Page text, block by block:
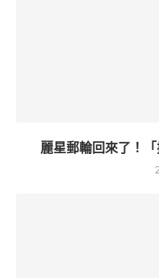
麗星郵輪回來了！